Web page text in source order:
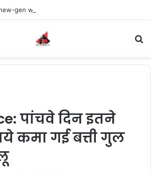
पांचवे दिन इतने
कमा गई बत्ती गुल